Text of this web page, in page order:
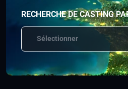
RECHERCHE DE CASTING
Sélectionner